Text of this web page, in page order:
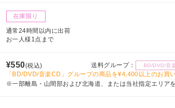
在庫限り
通常24時間以内に出荷
お一人様1点まで
¥550(税込) 送料グループ： BD/DVD/音
「BD/DVD/音楽CD」グループの商品を¥4,400以上のお買
※一部離島・山間部および北海道、または当社指定エリア